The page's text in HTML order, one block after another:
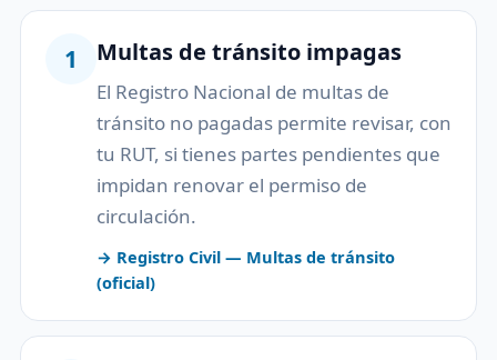
1 Multas de tránsito impagas
El Registro Nacional de multas de
tránsito no pagadas permite revisar, con
tu RUT, si tienes partes pendientes que
impidan renovar el permiso de
circulación.
→ Registro Civil — Multas de tránsito
(oficial)